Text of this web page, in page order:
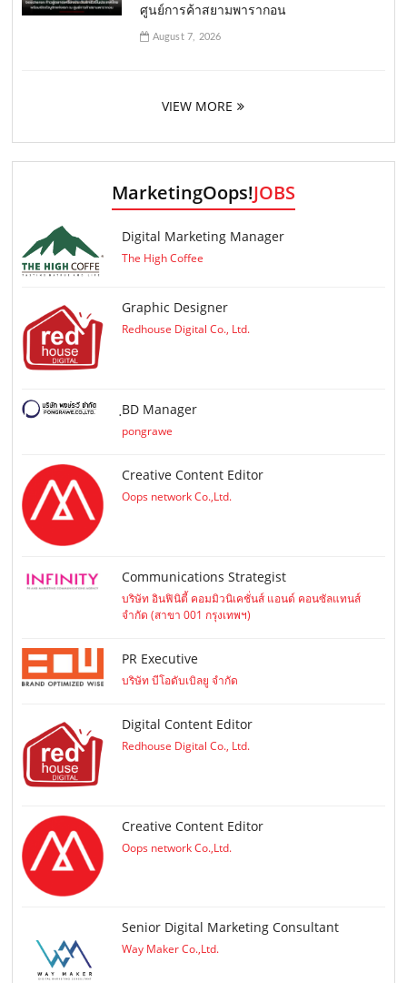
ศูนย์การค้าสยามพารากอน
August 7, 2026
VIEW MORE
MarketingOops!JOBS
Digital Marketing Manager
The High Coffee
Graphic Designer
Redhouse Digital Co., Ltd.
ฺBD Manager
pongrawe
Creative Content Editor
Oops network Co.,Ltd.
Communications Strategist
บริษัท อินฟินิตี้ คอมมิวนิเคชั่นส์ แอนด์ คอนซัลแทนส์
จำกัด (สาขา 001 กรุงเทพฯ)
PR Executive
บริษัท บีโอดับเบิลยู จำกัด
Digital Content Editor
Redhouse Digital Co., Ltd.
Creative Content Editor
Oops network Co.,Ltd.
Senior Digital Marketing Consultant
Way Maker Co.,Ltd.